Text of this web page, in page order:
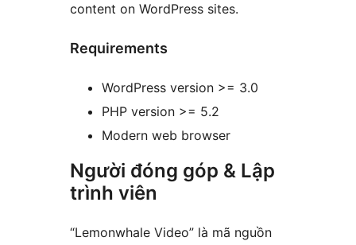
content on WordPress sites.
Requirements
WordPress version >= 3.0
PHP version >= 5.2
Modern web browser
Người đóng góp & Lập
trình viên
“Lemonwhale Video” là mã nguồn